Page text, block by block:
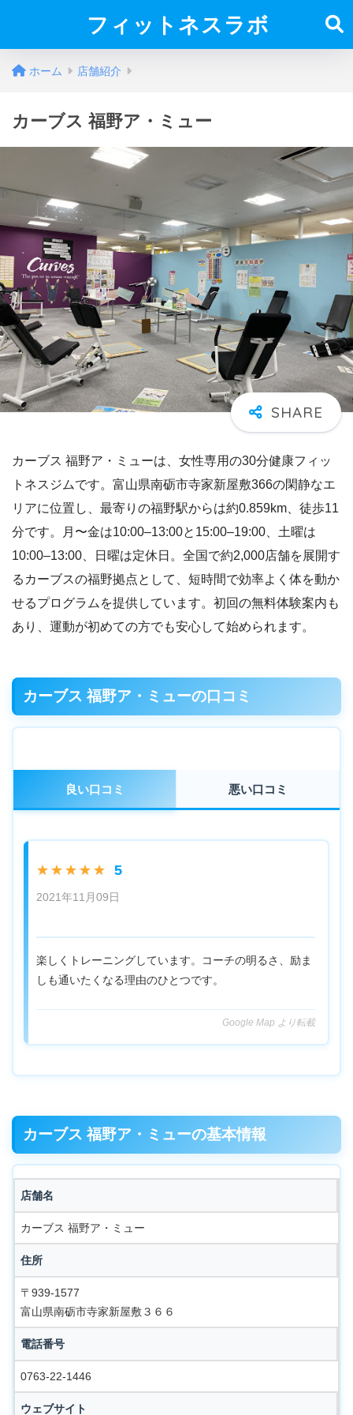
フィットネスラボ
ホーム 店舗紹介
カーブス 福野ア・ミュー
カーブス 福野ア・ミューは、女性専用の30分健康フィッ
トネスジムです。富山県南砺市寺家新屋敷366の閑静なエ
リアに位置し、最寄りの福野駅からは約0.859km、徒歩11
分です。月〜金は10:00–13:00と15:00–19:00、土曜は
10:00–13:00、日曜は定休日。全国で約2,000店舗を展開す
るカーブスの福野拠点として、短時間で効率よく体を動か
せるプログラムを提供しています。初回の無料体験案内も
あり、運動が初めての方でも安心して始められます。
カーブス 福野ア・ミューの口コミ
良い口コミ 悪い口コミ
★★★★★ 5
2021年11月09日
楽しくトレーニングしています。コーチの明るさ、励ま
しも通いたくなる理由のひとつです。
Google Map より転載
カーブス 福野ア・ミューの基本情報
店舗名
カーブス 福野ア・ミュー
住所
〒939-1577
富山県南砺市寺家新屋敷３６６
電話番号
0763-22-1446
ウェブサイト